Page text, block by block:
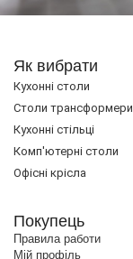
Як вибрати
Кухонні столи
Cтоли трансформери
Кухонні стільці
Комп'ютерні столи
Офісні крісла
Покупець
Правила работи
Мій профіль